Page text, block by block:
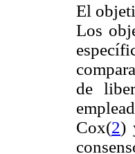
El
Los
de
Cox(2)